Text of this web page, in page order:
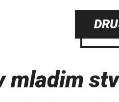
mladim